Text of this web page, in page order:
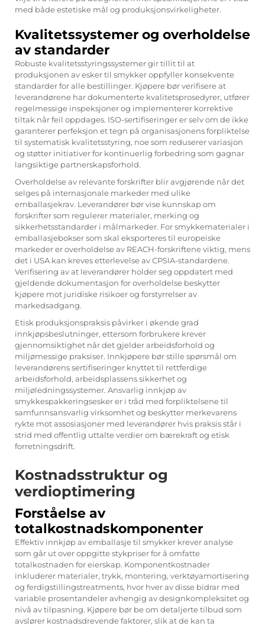
med både estetiske mål og produksjonsvirkeligheter.
Kvalitetssystemer og overholdelse
av standarder
Robuste kvalitetsstyringssystemer gir tillit til at
produksjonen av esker til smykker oppfyller konsekvente
standarder for alle bestillinger. Kjøpere bør verifisere at
leverandørene har dokumenterte kvalitetsprosedyrer, utfører
regelmessige inspeksjoner og implementerer korrektive
tiltak når feil oppdages. ISO-sertifiseringer er selv om de ikke
garanterer perfeksjon et tegn på organisasjonens forpliktelse
til systematisk kvalitetsstyring, noe som reduserer variasjon
og støtter initiativer for kontinuerlig forbedring som gagnar
langsiktige partnerskapsforhold.
Overholdelse av relevante forskrifter blir avgjørende når det
selges på internasjonale markeder med ulike
emballasjekrav. Leverandører bør vise kunnskap om
forskrifter som regulerer materialer, merking og
sikkerhetsstandarder i målmarkeder. For smykkematerialer i
emballasjebokser som skal eksporteres til europeiske
markeder er overholdelse av REACH-forskriftene viktig, mens
det i USA kan kreves etterlevelse av CPSIA-standardene.
Verifisering av at leverandører holder seg oppdatert med
gjeldende dokumentasjon for overholdelse beskytter
kjøpere mot juridiske risikoer og forstyrrelser av
markedsadgang.
Etisk produksjonspraksis påvirker i økende grad
innkjøpsbeslutninger, ettersom forbrukere krever
gjennomsiktighet når det gjelder arbeidsforhold og
miljømessige praksiser. Innkjøpere bør stille spørsmål om
leverandørens sertifiseringer knyttet til rettferdige
arbeidsforhold, arbeidsplassens sikkerhet og
miljøledningssystemer. Ansvarlig innkjøp av
smykkespakkeringsesker er i tråd med forpliktelsene til
samfunnsansvarlig virksomhet og beskytter merkevarens
rykte mot assosiasjoner med leverandører hvis praksis står i
strid med offentlig uttalte verdier om bærekraft og etisk
forretningsdrift.
Kostnadsstruktur og
verdioptimering
Forståelse av
totalkostnadskomponenter
Effektiv innkjøp av emballasje til smykker krever analyse
som går ut over oppgitte stykpriser for å omfatte
totalkostnaden for eierskap. Komponentkostnader
inkluderer materialer, trykk, montering, verktøyamortisering
og ferdigstillingstreatments, hvor hver av disse bidrar med
variable prosentandeler avhengig av designkompleksitet og
nivå av tilpasning. Kjøpere bør be om detaljerte tilbud som
avslører kostnadsdrevende faktorer, slik at de kan ta